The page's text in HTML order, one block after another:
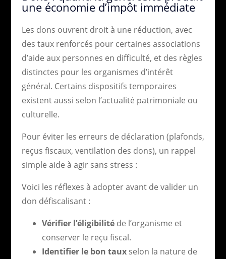
une économie d’impôt immédiate
Les dons ouvrent droit à une réduction, avec
des taux renforcés pour certaines associations
d’aide aux personnes en difficulté, et des règles
distinctes pour les organismes d’intérêt
général. Certains dispositifs temporaires
existent aussi selon l’actualité patrimoniale ou
culturelle.
Pour éviter les erreurs de déclaration (plafonds,
reçus fiscaux, ventilation des dons), un rappel
simple aide à agir sans stress :
Voici les réflexes à adopter avant de valider un
don défiscalisant :
Vérifier l’éligibilitéde l’organisme et
conserver le reçu fiscal.
Identifier le bon tauxselon la nature de